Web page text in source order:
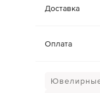
Доставка
Оплата